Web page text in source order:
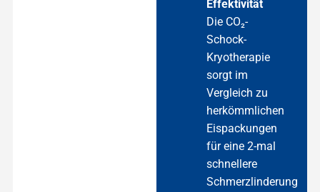
Effektivität
Die CO₂-
Schock-
Kryotherapie
sorgt im
Vergleich zu
herkömmlichen
Eispackungen
für eine 2-mal
schnellere
Schmerzlinderung